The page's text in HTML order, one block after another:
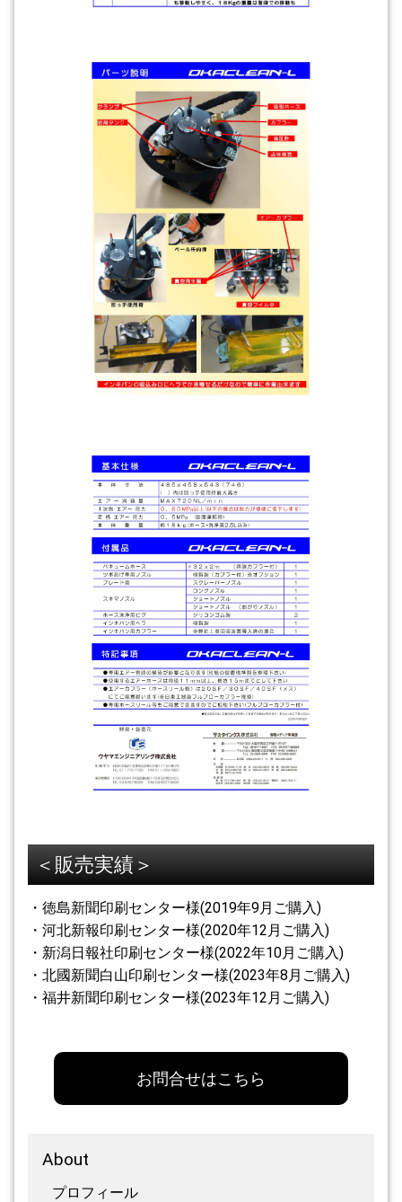
＜販売実績＞
・徳島新聞印刷センター様(2019年9月ご購入)
・河北新報印刷センター様(2020年12月ご購入)
・新潟日報社印刷センター様(2022年10月ご購入)
・北國新聞白山印刷センター様(2023年8月ご購入)
・福井新聞印刷センター様(2023年12月ご購入)
お問合せはこちら
About
プロフィール